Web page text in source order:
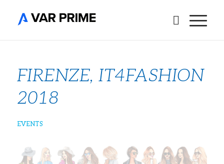
FIRENZE, IT4FASHION
2018
EVENTS